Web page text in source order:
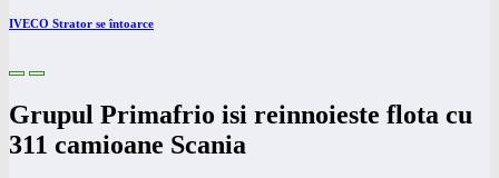
IVECO Strator se întoarce
Grupul Primafrio isi reinnoieste flota cu
311 camioane Scania